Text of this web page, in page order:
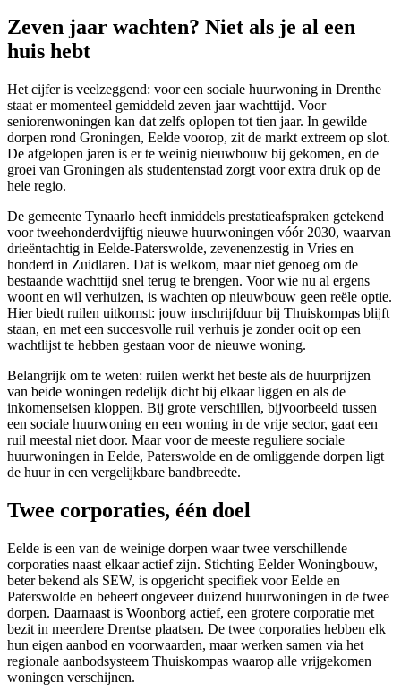
Zeven jaar wachten? Niet als je al een
huis hebt
Het cijfer is veelzeggend: voor een sociale huurwoning in Drenthe
staat er momenteel gemiddeld zeven jaar wachttijd. Voor
seniorenwoningen kan dat zelfs oplopen tot tien jaar. In gewilde
dorpen rond Groningen, Eelde voorop, zit de markt extreem op slot.
De afgelopen jaren is er te weinig nieuwbouw bij gekomen, en de
groei van Groningen als studentenstad zorgt voor extra druk op de
hele regio.
De gemeente Tynaarlo heeft inmiddels prestatieafspraken getekend
voor tweehonderdvijftig nieuwe huurwoningen vóór 2030, waarvan
drieëntachtig in Eelde-Paterswolde, zevenenzestig in Vries en
honderd in Zuidlaren. Dat is welkom, maar niet genoeg om de
bestaande wachttijd snel terug te brengen. Voor wie nu al ergens
woont en wil verhuizen, is wachten op nieuwbouw geen reële optie.
Hier biedt ruilen uitkomst: jouw inschrijfduur bij Thuiskompas blijft
staan, en met een succesvolle ruil verhuis je zonder ooit op een
wachtlijst te hebben gestaan voor de nieuwe woning.
Belangrijk om te weten: ruilen werkt het beste als de huurprijzen
van beide woningen redelijk dicht bij elkaar liggen en als de
inkomenseisen kloppen. Bij grote verschillen, bijvoorbeeld tussen
een sociale huurwoning en een woning in de vrije sector, gaat een
ruil meestal niet door. Maar voor de meeste reguliere sociale
huurwoningen in Eelde, Paterswolde en de omliggende dorpen ligt
de huur in een vergelijkbare bandbreedte.
Twee corporaties, één doel
Eelde is een van de weinige dorpen waar twee verschillende
corporaties naast elkaar actief zijn. Stichting Eelder Woningbouw,
beter bekend als SEW, is opgericht specifiek voor Eelde en
Paterswolde en beheert ongeveer duizend huurwoningen in de twee
dorpen. Daarnaast is Woonborg actief, een grotere corporatie met
bezit in meerdere Drentse plaatsen. De twee corporaties hebben elk
hun eigen aanbod en voorwaarden, maar werken samen via het
regionale aanbodsysteem Thuiskompas waarop alle vrijgekomen
woningen verschijnen.